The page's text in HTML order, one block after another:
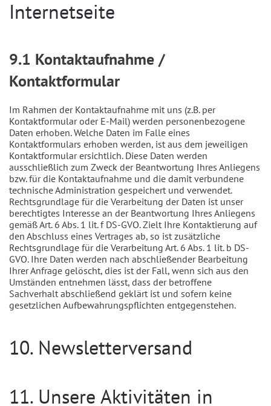
Internetseite
9.1 Kontaktaufnahme /
Kontaktformular
Im Rahmen der Kontaktaufnahme mit uns (z.B. per
Kontaktformular oder E-Mail) werden personenbezogene
Daten erhoben. Welche Daten im Falle eines
Kontaktformulars erhoben werden, ist aus dem jeweiligen
Kontaktformular ersichtlich. Diese Daten werden
ausschließlich zum Zweck der Beantwortung Ihres Anliegens
bzw. für die Kontaktaufnahme und die damit verbundene
technische Administration gespeichert und verwendet.
Rechtsgrundlage für die Verarbeitung der Daten ist unser
berechtigtes Interesse an der Beantwortung Ihres Anliegens
gemäß Art. 6 Abs. 1 lit. f DS-GVO. Zielt Ihre Kontaktierung auf
den Abschluss eines Vertrages ab, so ist zusätzliche
Rechtsgrundlage für die Verarbeitung Art. 6 Abs. 1 lit. b DS-
GVO. Ihre Daten werden nach abschließender Bearbeitung
Ihrer Anfrage gelöscht, dies ist der Fall, wenn sich aus den
Umständen entnehmen lässt, dass der betroffene
Sachverhalt abschließend geklärt ist und sofern keine
gesetzlichen Aufbewahrungspflichten entgegenstehen.
10. Newsletterversand
11. Unsere Aktivitäten in